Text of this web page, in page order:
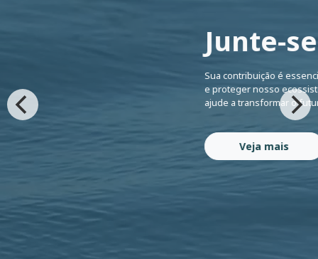
Junte-
Sua contribuição é
e proteger nosso
ajude a transformar o
Veja mais